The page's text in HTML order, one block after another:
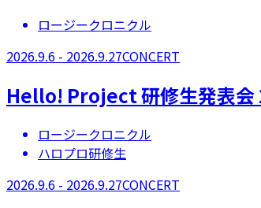
ロージークロニクル
2026.9.6 - 2026.9.27CONCERT
Hello! Project 研修生発表会
ロージークロニクル
ハロプロ研修生
2026.9.6 - 2026.9.27CONCERT